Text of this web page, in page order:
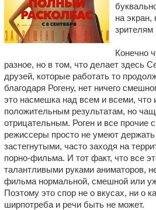
на экран,
зрителям
Конечно
разное, но в том, что делает здесь
друзей, которые работать то
благодаря Рогену, нет ничего
это насмешка над всем и всеми, что
положительным результатам, но
отрицательным. Роген и все прочие
режиссеры просто не умеют
застегнутыми, часто заходя на
порно-фильма. И тот факт, что все
талантливыми руками аниматоров,
фильма нормальной, смешной или
Поэтому это спор не о вкусах, ни о
ширпотреба и речи быть не может.